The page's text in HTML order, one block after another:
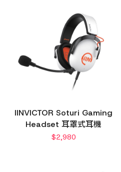
IINVICTOR Soturi Gaming
Headset 耳罩式耳機
$2,980